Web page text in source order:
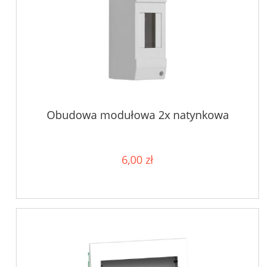
Obudowa modułowa 2x natynkowa
6,00 zł